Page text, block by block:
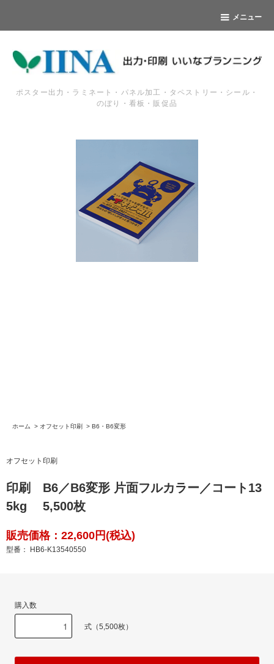
メニュー
ポスター出力・ラミネート・パネル加工・タペストリー・シール・
のぼり・看板・販促品
ホーム > オフセット印刷 > B6・B6変形
オフセット印刷
印刷 B6／B6変形 片面フルカラー／コート13
5kg 5,500枚
販売価格：22,600円(税込)
型番： HB6-K13540550
購入数
式（5,500枚）